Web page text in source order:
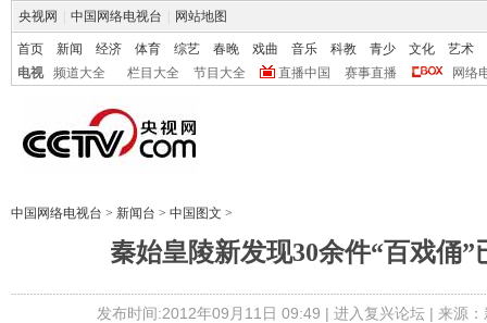
央视网 中国网络电视台 网站地图
首页 新闻 经济 体育 综艺 春晚 戏曲 音乐 科教 青少 文化
艺术
电视
频道大全 栏目大全 节目大全 直播中国 赛事直播 网络
中国网络电视台 > 新闻台 > 中国图文 >
秦始皇陵新发现30余件“百戏俑”
发布时间:2012年09月11日 09:49 | 进入复兴论坛| 来源